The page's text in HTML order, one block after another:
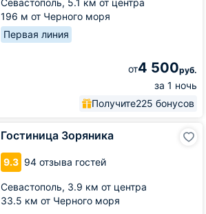
196 м от Черного моря
Первая линия
от4 500руб.
за 1 ночь
Получите225 бонусов
Гостиница Зоряника
9.3 94 отзыва гостей
Севастополь, 3.9 км от центра
33.5 км от Черного моря